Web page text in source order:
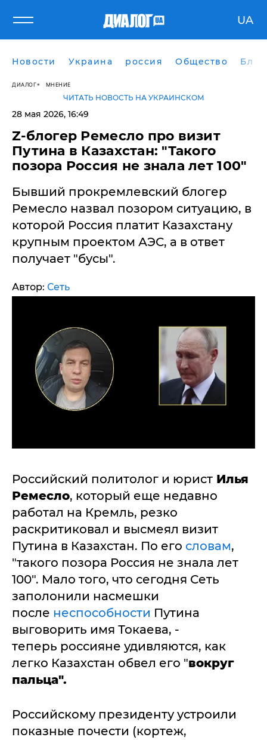
UA
Новости Украина россия Общество
ДИАЛОГ МНЕНИЕ
ЧИТАТЬ НОВОСТЬ НА УКРАИНСКОМ
28 мая 2026, 16:49
Z-блогер Ремесло про визит
Путина в Казахстан: "Такого
позора Россия не знала лет 100"
Бывший прокремлевский блогер
Ремесло назвал позором ситуацию, в
которой Россия платит Казахстану
крупным проектом АЭС, а в ответ
получает "бусы".
Автор: Сеть
Российский политолог и юрист Илья
Ремесло, который еще недавно
работал на Кремль, резко
раскритиковал и высмеял визит
Путина в Казахстан. По его словам,
"такого позора Россия не знала лет
100". Мало того, что сегодня Сеть
заполонили насмешки
после неспособности Путина
выговорить имя Токаева, -
теперь россияне удивляются, как
легко Казахстан обвел его "вокруг
пальца".
Российскому президенту устроили
показные почести (кортеж,